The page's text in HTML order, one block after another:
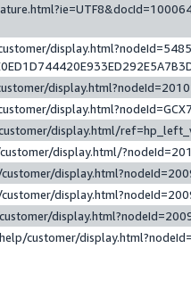
display.html/
display.html/
customer/